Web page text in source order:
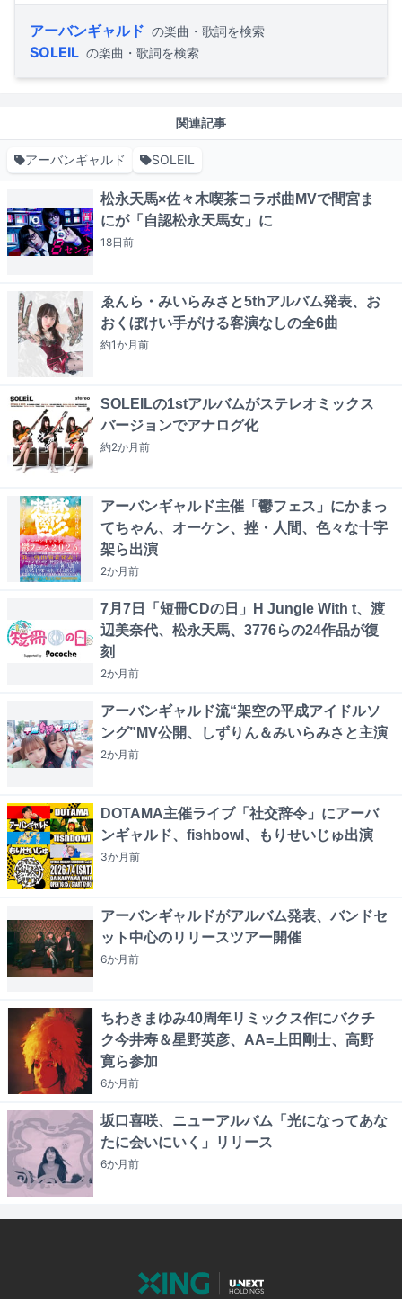
アーバンギャルド の楽曲・歌詞を検索
SOLEIL の楽曲・歌詞を検索
関連記事
アーバンギャルド SOLEIL
松永天馬×佐々木喫茶コラボ曲MVで間宮ま
にが「自認松永天馬女」に
18日前
ゑんら・みいらみさと5thアルバム発表、お
おくぼけい手がける客演なしの全6曲
約1か月前
SOLEILの1stアルバムがステレオミックス
バージョンでアナログ化
約2か月前
アーバンギャルド主催「鬱フェス」にかまっ
てちゃん、オーケン、挫・人間、色々な十字
架ら出演
2か月前
7月7日「短冊CDの日」H Jungle With t、渡
辺美奈代、松永天馬、3776らの24作品が復
刻
2か月前
アーバンギャルド流“架空の平成アイドルソ
ング”MV公開、しずりん＆みいらみさと主演
2か月前
DOTAMA主催ライブ「社交辞令」にアーバ
ンギャルド、fishbowl、もりせいじゅ出演
3か月前
アーバンギャルドがアルバム発表、バンドセ
ット中心のリリースツアー開催
6か月前
ちわきまゆみ40周年リミックス作にバクチ
ク今井寿＆星野英彦、AA=上田剛士、高野
寛ら参加
6か月前
坂口喜咲、ニューアルバム「光になってあな
たに会いにいく」リリース
6か月前